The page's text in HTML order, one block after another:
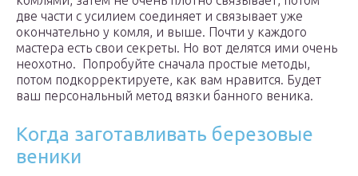
две части с усилием соединяет и связывает уже
окончательно у комля, и выше. Почти у каждого
мастера есть свои секреты. Но вот делятся ими очень
неохотно. Попробуйте сначала простые методы,
потом подкорректируете, как вам нравится. Будет
ваш персональный метод вязки банного веника.
Когда заготавливать березовые
веники